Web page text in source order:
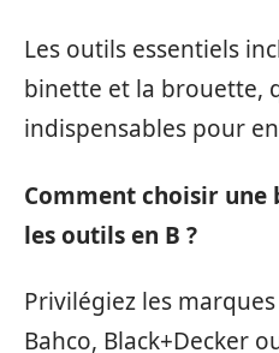
Les outils essentiels
binette et la brouette,
indispensables pour
Comment choisir une
les outils en B ?
Privilégiez les
Bahco, Black+Decker